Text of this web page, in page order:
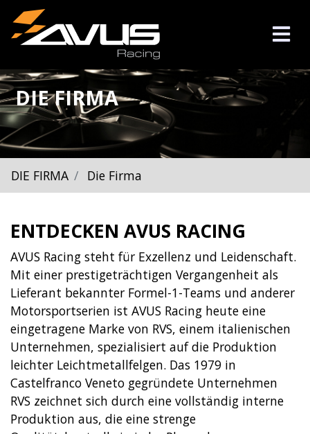
DIE FIRMA
DIE FIRMA Die Firma
ENTDECKEN AVUS RACING
AVUS Racing steht für Exzellenz und Leidenschaft.
Mit einer prestigeträchtigen Vergangenheit als
Lieferant bekannter Formel-1-Teams und anderer
Motorsportserien ist AVUS Racing heute eine
eingetragene Marke von RVS, einem italienischen
Unternehmen, spezialisiert auf die Produktion
leichter Leichtmetallfelgen. Das 1979 in
Castelfranco Veneto gegründete Unternehmen
RVS zeichnet sich durch eine vollständig interne
Produktion aus, die eine strenge